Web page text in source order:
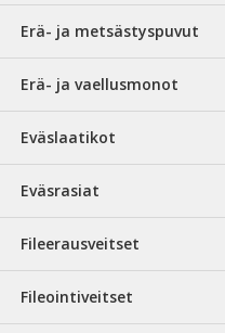
Erä- ja metsästyspuvut
Erä- ja vaellusmonot
Eväslaatikot
Eväsrasiat
Fileerausveitset
Fileointiveitset